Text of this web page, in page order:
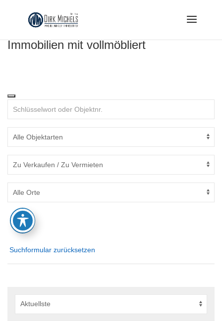
content
Immobilien mit vollmöbliert
Suchformular zurücksetzen